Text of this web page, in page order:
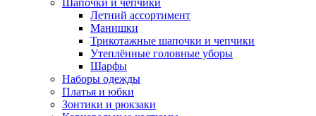
Шапочки и чепчики
Летний ассортимент
Манишки
Трикотажные шапочки и чепчики
Утеплённые головные уборы
Шарфы
Наборы одежды
Платья и юбки
Зонтики и рюкзаки